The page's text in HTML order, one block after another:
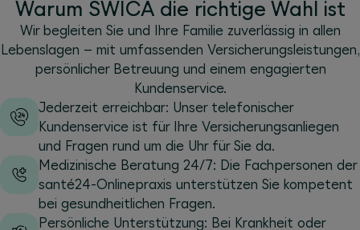
Warum SWICA die richtige Wahl ist
Wir begleiten Sie und Ihre Familie zuverlässig in allen
Lebenslagen – mit umfassenden Versicherungsleistungen,
persönlicher Betreuung und einem engagierten
Kundenservice.
Jederzeit erreichbar: Unser telefonischer
Kundenservice ist für Ihre Versicherungsanliegen
und Fragen rund um die Uhr für Sie da.
Medizinische Beratung 24/7: Die Fachpersonen der
santé24-Onlinepraxis unterstützen Sie kompetent
bei gesundheitlichen Fragen.
Persönliche Unterstützung: Bei Krankheit oder